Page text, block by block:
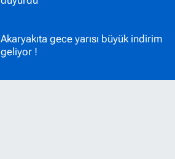
Akaryakıta gece yarısı büyük indirim
geliyor !